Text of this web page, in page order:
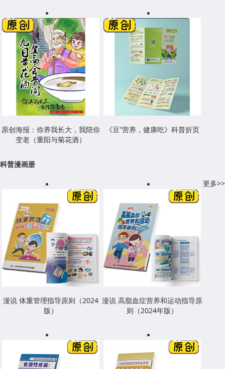
原创海报：你养我长大，我陪你
变老（重阳与菊花酒）
《豆”营养，健康吃》科普折页
科普漫画册
更多>>
漫说 体重管理指导原则（2024
版）
漫说 高脂血症营养和运动指导原
则（2024年版）